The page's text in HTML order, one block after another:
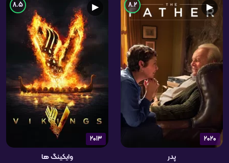
2020
▶
8.2
پدر
2013
▶
8.5
وایکینگ ها